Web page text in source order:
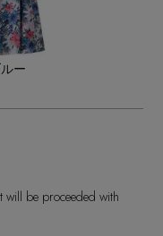
ト
ットケース
ー
be proceeded with